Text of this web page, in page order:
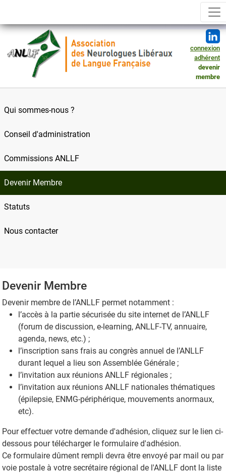
connexion
adhérent
devenir
membre
Qui sommes-nous ?
Conseil d'administration
Commissions ANLLF
Devenir Membre
Statuts
Nous contacter
Devenir Membre
Devenir membre de l’ANLLF permet notamment :
l’accès à la partie sécurisée du site internet de l’ANLLF
(forum de discussion, e-learning, ANLLF-TV, annuaire,
agenda, news, etc.) ;
l’inscription sans frais au congrès annuel de l’ANLLF
durant lequel a lieu son Assemblée Générale ;
l’invitation aux réunions ANLLF régionales ;
l’invitation aux réunions ANLLF nationales thématiques
(épilepsie, ENMG-périphérique, mouvements anormaux,
etc).
Pour effectuer votre demande d'adhésion, cliquez sur le lien ci-
dessous pour télécharger le formulaire d'adhésion.
Ce formulaire dûment rempli devra être envoyé par mail ou par
voie postale à votre secrétaire régional de l'ANLLF dont la liste